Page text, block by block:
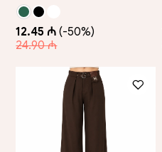
12.45 ₼ (-50%)
24.90 ₼